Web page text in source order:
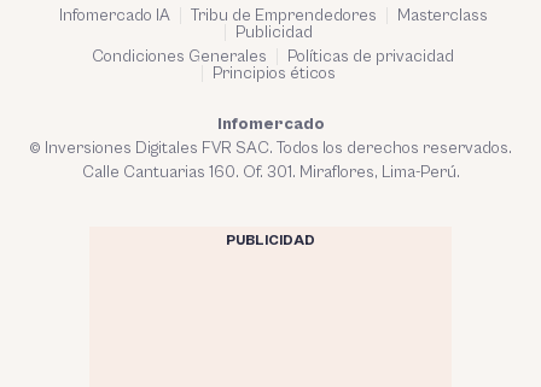
Infomercado IA Tribu de Emprendedores
Masterclass
Publicidad
Condiciones Generales
Políticas de privacidad
Principios éticos
Infomercado
© Inversiones Digitales FVR SAC. Todos los derechos reservados.
Calle Cantuarias 160. Of. 301. Miraflores, Lima-Perú.
PUBLICIDAD